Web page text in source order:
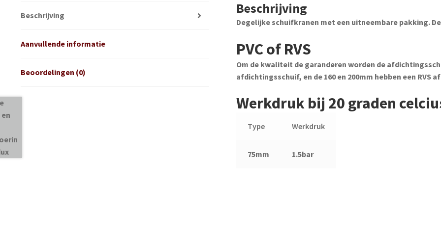
Beschrijving
Aanvullende informatie
Beoordelingen (0)
Beschrijving
Degelijke schuifkranen met een uitneembare pakking.
PVC of RVS
Om de kwaliteit de garanderen worden de
afdichtingsschuif, en de 160 en 200mm hebben een RVS
Werkdruk bij 20 graden
Type Werkdruk
75mm 1.5bar